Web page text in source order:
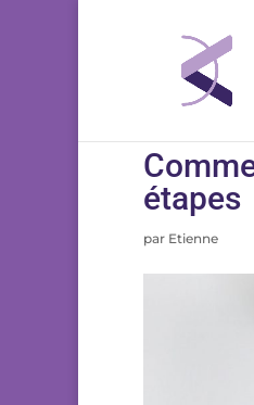
étapes
par Etienne